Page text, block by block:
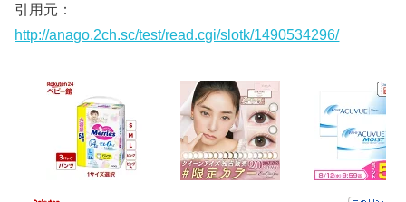
引用元：
http://anago.2ch.sc/test/read.cgi/slotk/1490534296/